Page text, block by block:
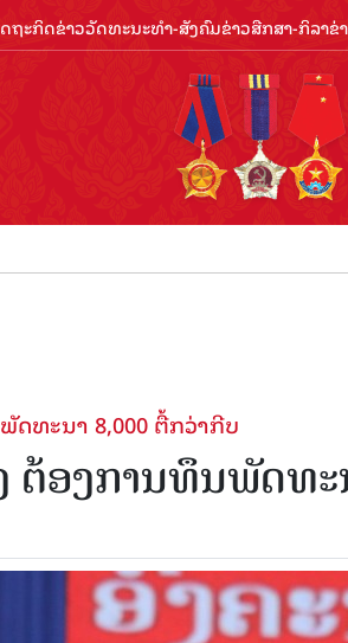
ຖະກິດຂ່າວວັດທະນະທຳ-ສັງຄົມຂ່າວສືກສາ-ກິລາຂ່
ດທະນາ 8,000 ຕື້ກວ່າກີບ
ຕ້ອງການທຶນພັດທ